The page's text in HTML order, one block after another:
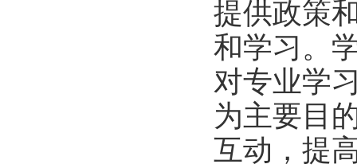
提供政策
和学习。
对专业学
为主要目
互动，提